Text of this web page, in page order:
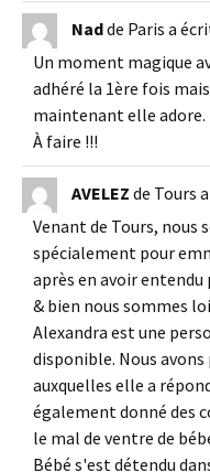
Nadde Paris a
Un moment magique
adhéré la 1ère fois
maintenant elle
À faire !!!
AVELEZ de Tours
Venant de Tours, nous
spécialement pour
après en avoir entendu
& bien nous sommes
Alexandra est une
disponible. Nous
auxquelles elle a
également donné des
le mal de ventre de
Bébé s'est détendu